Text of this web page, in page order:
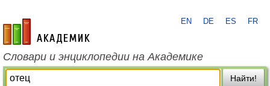
academic.ru
EN DE ES FR
Словари и энциклопедии на Академике
Найти!